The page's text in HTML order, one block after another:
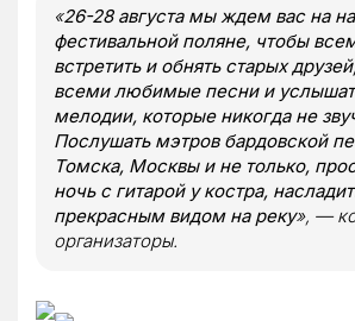
«26-28 августа мы ждем вас на
фестивальной поляне, чтобы
встретить и обнять старых
всеми любимые песни и
мелодии, которые никогда не
Послушать мэтров бардовской
Томска, Москвы и не только,
ночь с гитарой у костра,
прекрасным видом на реку», —
организаторы.